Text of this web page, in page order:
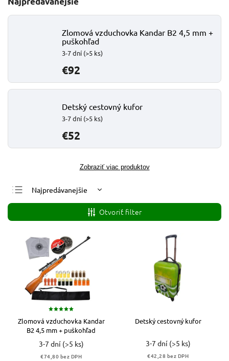
Zlomová vzduchovka Kandar B2 4,5 mm +
puškohľad
3-7 dní (>5 ks)
€92
Detský cestovný kufor
3-7 dní (>5 ks)
€52
Zobraziť viac produktov
Najpredávanejšie
Najlacnejšie
Najdrahšie
Abecedne
Otvoriť filter
Zlomová vzduchovka Kandar
B2 4,5 mm + puškohľad
3-7 dní (>5 ks)
€74,80 bez DPH
Detský cestovný kufor
3-7 dní (>5 ks)
€42,28 bez DPH